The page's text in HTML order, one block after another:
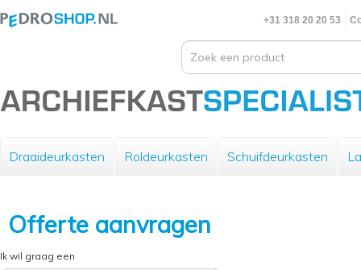
+31 318 20 20 53
Draaideurkasten Roldeurkasten Schuifdeurkasten
Offerte aanvragen
Ik wil graag een